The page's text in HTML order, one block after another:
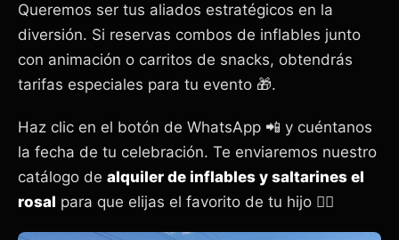
Queremos ser tus aliados estratégicos en la
diversión. Si reservas combos de inflables junto
con animación o carritos de snacks, obtendrás
tarifas especiales para tu evento 🎁.
Haz clic en el botón de WhatsApp 📲 y cuéntanos
la fecha de tu celebración. Te enviaremos nuestro
catálogo de alquiler de inflables y saltarines el
rosal para que elijas el favorito de tu hijo 🦸‍♀️